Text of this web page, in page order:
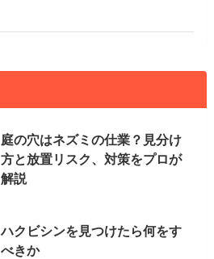
庭の穴はネズミの仕業？見分け
方と放置リスク、対策をプロが
解説
ハクビシンを見つけたら何をす
べきか